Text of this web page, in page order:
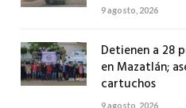
9 agosto, 2026
Detienen a 28
en Mazatlán;
cartuchos
9 agosto, 2026